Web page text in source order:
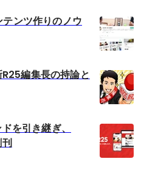
ンツ作りのノウ
編集長の持論と
を引き継ぎ、
刊